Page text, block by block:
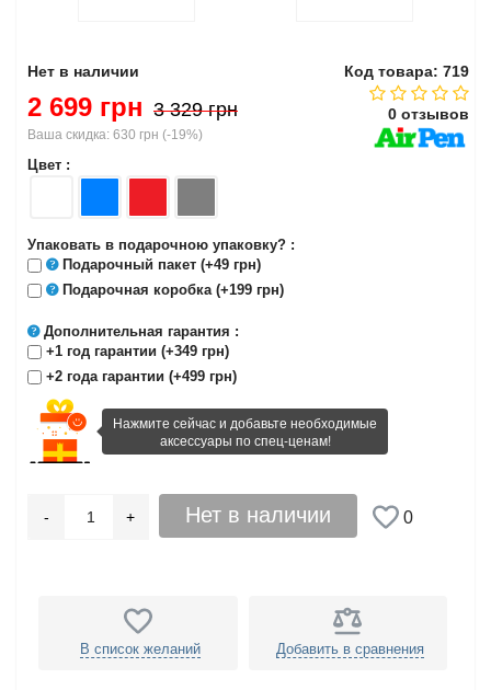
Нет в наличии Код товара: 719
0 отзывов
2 699 грн 3 329 грн
Ваша скидка: 630 грн (-19%)
Цвет :
Упаковать в подарочною упаковку? :
Подарочный пакет (+49 грн)
Подарочная коробка(+199 грн)
Дополнительная гарантия :
+1 год гарантии (+349 грн)
+2 года гарантии (+499 грн)
Нажмите сейчас и добавьте необходимые
аксессуары по спец-ценам!
+
- Нет в наличии 0
В список желаний Добавить в сравнения